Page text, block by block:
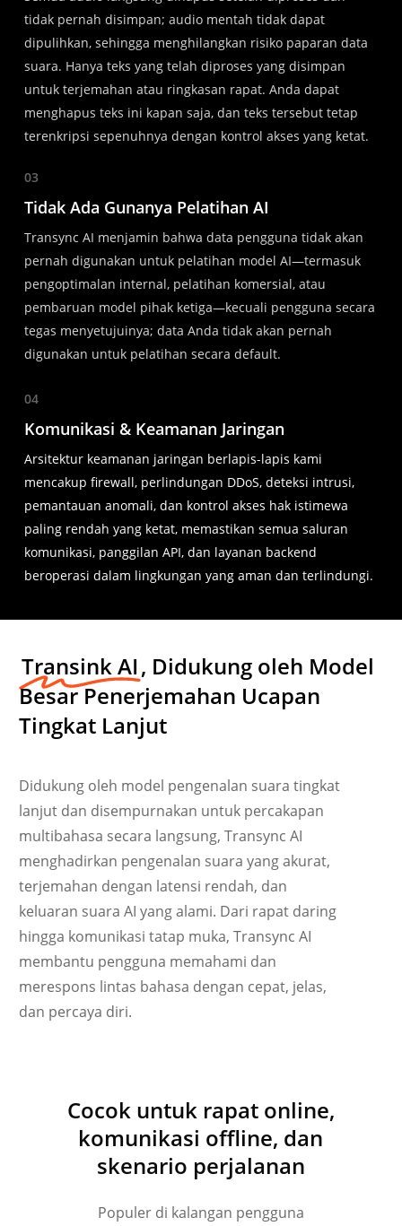
tidak pernah disimpan; audio mentah tidak dapat
dipulihkan, sehingga menghilangkan risiko paparan data
suara. Hanya teks yang telah diproses yang disimpan
untuk terjemahan atau ringkasan rapat. Anda dapat
menghapus teks ini kapan saja, dan teks tersebut tetap
terenkripsi sepenuhnya dengan kontrol akses yang ketat.
03
Tidak Ada Gunanya Pelatihan AI
Transync AI menjamin bahwa data pengguna tidak akan
pernah digunakan untuk pelatihan model AI—termasuk
pengoptimalan internal, pelatihan komersial, atau
pembaruan model pihak ketiga—kecuali pengguna secara
tegas menyetujuinya; data Anda tidak akan pernah
digunakan untuk pelatihan secara default.
04
Komunikasi & Keamanan Jaringan
Arsitektur keamanan jaringan berlapis-lapis kami
mencakup firewall, perlindungan DDoS, deteksi intrusi,
pemantauan anomali, dan kontrol akses hak istimewa
paling rendah yang ketat, memastikan semua saluran
komunikasi, panggilan API, dan layanan backend
beroperasi dalam lingkungan yang aman dan terlindungi.
Transink AI, Didukung oleh Model
Besar Penerjemahan Ucapan
Tingkat Lanjut
Didukung oleh model pengenalan suara tingkat
lanjut dan disempurnakan untuk percakapan
multibahasa secara langsung, Transync AI
menghadirkan pengenalan suara yang akurat,
terjemahan dengan latensi rendah, dan
keluaran suara AI yang alami. Dari rapat daring
hingga komunikasi tatap muka, Transync AI
membantu pengguna memahami dan
merespons lintas bahasa dengan cepat, jelas,
dan percaya diri.
Cocok untuk rapat online,
komunikasi offline, dan
skenario perjalanan
Populer di kalangan pengguna
ไทย
Português do Brasil
العربية
Українська